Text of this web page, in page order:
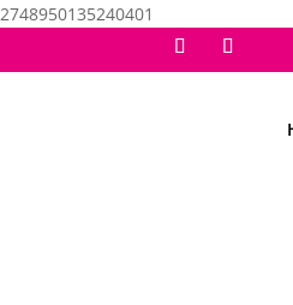
2748950135240401